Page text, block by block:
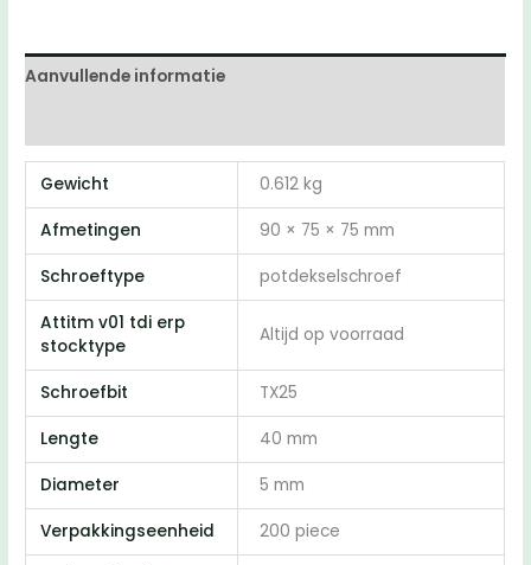
x
Tx25
(Doos
200
stuks)
aantal
Aanvullende informatie
Gewicht 0.612 kg
Afmetingen 90 × 75 × 75 mm
Schroeftype potdekselschroef
Attitm v01 tdi erp
stocktype
Altijd op voorraad
Schroefbit TX25
Lengte 40 mm
Diameter 5 mm
Verpakkingseenheid 200 piece